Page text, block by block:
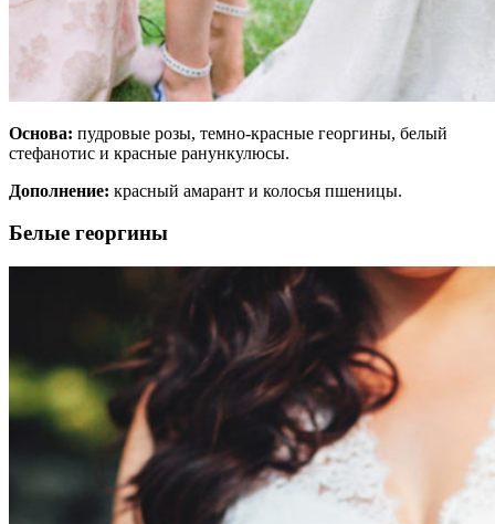
Основа: пудровые розы, темно-красные георгины, белый
стефанотис и красные ранункулюсы.
Дополнение: красный амарант и колосья пшеницы.
Белые георгины